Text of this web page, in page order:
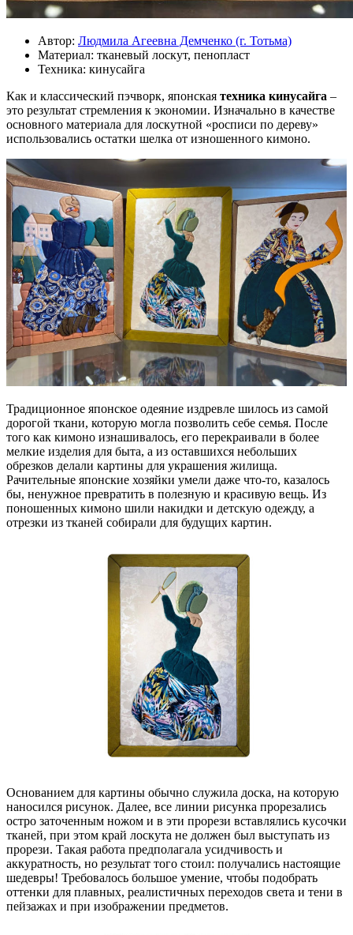
Автор: Людмила Агеевна Демченко (г. Тотьма)
Материал: тканевый лоскут, пенопласт
Техника: кинусайга
Как и классический пэчворк, японская техника кинусайга –
это результат стремления к экономии. Изначально в качестве
основного материала для лоскутной «росписи по дереву»
использовались остатки шелка от изношенного кимоно.
Традиционное японское одеяние издревле шилось из самой
дорогой ткани, которую могла позволить себе семья. После
того как кимоно изнашивалось, его перекраивали в более
мелкие изделия для быта, а из оставшихся небольших
обрезков делали картины для украшения жилища.
Рачительные японские хозяйки умели даже что-то, казалось
бы, ненужное превратить в полезную и красивую вещь. Из
поношенных кимоно шили накидки и детскую одежду, а
отрезки из тканей собирали для будущих картин.
Основанием для картины обычно служила доска, на которую
наносился рисунок. Далее, все линии рисунка прорезались
остро заточенным ножом и в эти прорези вставлялись кусочки
тканей, при этом край лоскута не должен был выступать из
прорези. Такая работа предполагала усидчивость и
аккуратность, но результат того стоил: получались настоящие
шедевры! Требовалось большое умение, чтобы подобрать
оттенки для плавных, реалистичных переходов света и тени в
пейзажах и при изображении предметов.